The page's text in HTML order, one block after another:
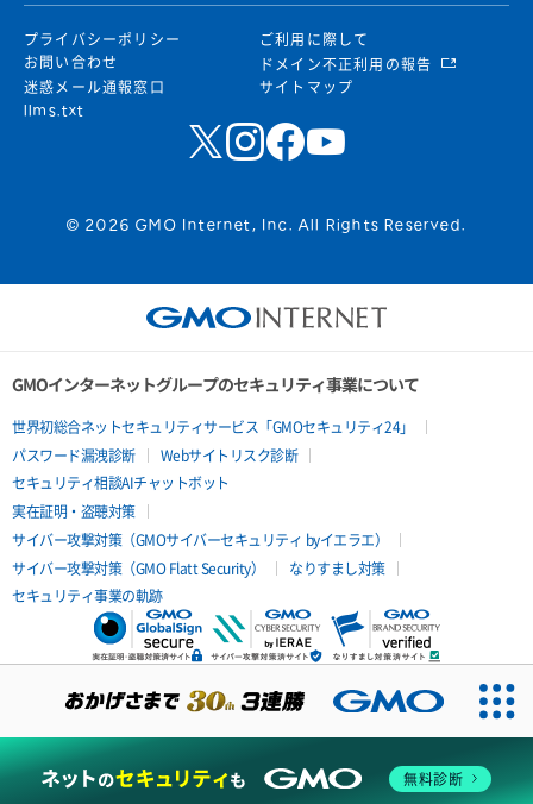
プライバシーポリシー
ご利用に際して
お問い合わせ
ドメイン不正利用の報告
迷惑メール通報窓口
サイトマップ
llms.txt
© 2026 GMO Internet, Inc. All Rights Reserved.
GMOインターネットグループのセキュリティ事業について
世界初総合ネットセキュリティサービス「GMOセキュリティ24」
パスワード漏洩診断
Webサイトリスク診断
セキュリティ相談AIチャットボット
実在証明・盗聴対策
サイバー攻撃対策（GMOサイバーセキュリティ byイエラエ）
サイバー攻撃対策（GMO Flatt Security）
なりすまし対策
セキュリティ事業の軌跡
無料診断